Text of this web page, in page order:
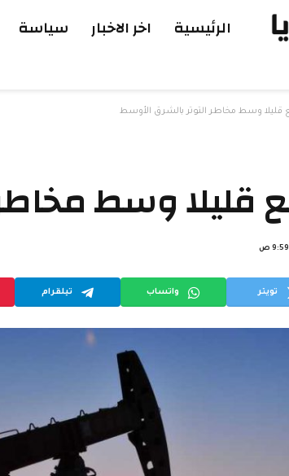
الرئيسية اخر الاخبار سياسة
قليلا وسط مخاطر التوتر بالشرق الأوسط
قليلا وسط
تويتر واتساب تيلقرام